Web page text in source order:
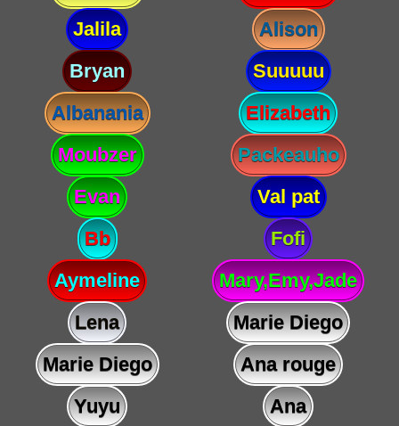
Jalila
Alison
Bryan
Suuuuu
Albanania
Elizabeth
Moubzer
Packeauho
Evan
Val pat
Bb
Fofi
Aymeline
Mary,Emy,Jade
Lena
Marie Diego
Marie Diego
Ana rouge
Yuyu
Ana